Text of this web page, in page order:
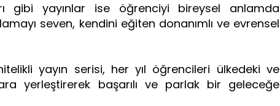
gibi yayınlar ise öğrenciyi bireysel anlamda
seven, kendini eğiten donanımlı ve evrensel
yayın serisi, her yıl öğrencileri ülkedeki ve
yerleştirerek başarılı ve parlak bir geleceğe